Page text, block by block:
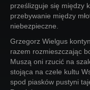
prześlizguje się między
przebywanie między
niebezpieczne.
Grzegorz Wielgus
razem rozmieszczając
Muszą oni rzucić na
stojąca na czele kultu
spod piasków pustyni